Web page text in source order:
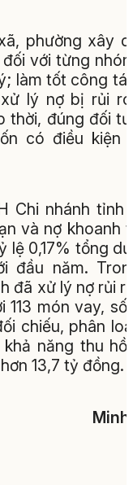
phường xây
với từng
làm tốt công
lý nợ bị rủi
thời, đúng đối
có điều kiện
Chi nhánh tỉnh
và nợ khoanh
lệ 0,17% tổng
đầu năm.
đã xử lý nợ rủi
113 món vay, số
chiếu, phân
năng thu
13,7 tỷ đồng.